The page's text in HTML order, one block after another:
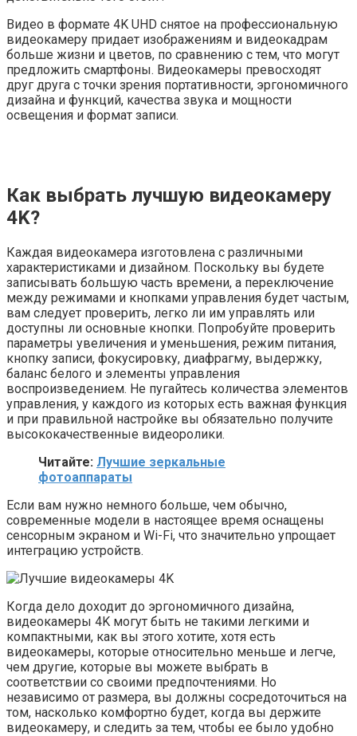
Видео в формате 4K UHD снятое на профессиональную
видеокамеру придает изображениям и видеокадрам
больше жизни и цветов, по сравнению с тем, что могут
предложить смартфоны. Видеокамеры превосходят
друг друга с точки зрения портативности, эргономичного
дизайна и функций, качества звука и мощности
освещения и формат записи.
Как выбрать лучшую видеокамеру
4K?
Каждая видеокамера изготовлена ​​с различными
характеристиками и дизайном. Поскольку вы будете
записывать большую часть времени, а переключение
между режимами и кнопками управления будет частым,
вам следует проверить, легко ли им управлять или
доступны ли основные кнопки. Попробуйте проверить
параметры увеличения и уменьшения, режим питания,
кнопку записи, фокусировку, диафрагму, выдержку,
баланс белого и элементы управления
воспроизведением. Не пугайтесь количества элементов
управления, у каждого из которых есть важная функция
и при правильной настройке вы обязательно получите
высококачественные видеоролики.
Читайте: Лучшие зеркальные
фотоаппараты
Если вам нужно немного больше, чем обычно,
современные модели в настоящее время оснащены
сенсорным экраном и Wi-Fi, что значительно упрощает
интеграцию устройств.
Когда дело доходит до эргономичного дизайна,
видеокамеры 4K могут быть не такими легкими и
компактными, как вы этого хотите, хотя есть
видеокамеры, которые относительно меньше и легче,
чем другие, которые вы можете выбрать в
соответствии со своими предпочтениями. Но
независимо от размера, вы должны сосредоточиться на
том, насколько комфортно будет, когда вы держите
видеокамеру, и следить за тем, чтобы ее было удобно